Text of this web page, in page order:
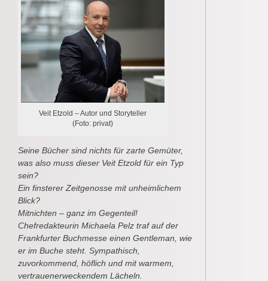
Veit Etzold – Autor und Storyteller
(Foto: privat)
Seine Bücher sind nichts für zarte Gemüter,
was also muss dieser Veit Etzold für ein Typ
sein?
Ein finsterer Zeitgenosse mit unheimlichem
Blick?
Mitnichten – ganz im Gegenteil!
Chefredakteurin Michaela Pelz traf auf der
Frankfurter Buchmesse einen Gentleman, wie
er im Buche steht. Sympathisch,
zuvorkommend, höflich und mit warmem,
vertrauenerweckendem Lächeln.